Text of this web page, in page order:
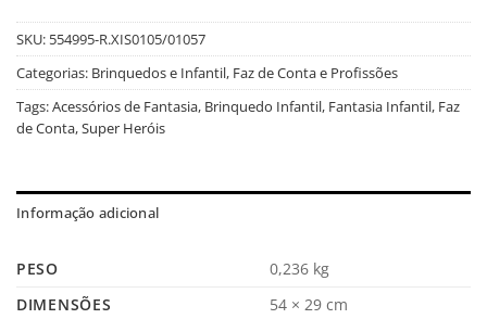
SKU: 554995-R.XIS0105/01057
Categorias: Brinquedos e Infantil, Faz de Conta e Profissões
Tags:Acessórios de Fantasia, Brinquedo Infantil, Fantasia Infantil, Faz
de Conta,Super Heróis
Informação adicional
PESO
0,236 kg
DIMENSÕES
54 × 29 cm